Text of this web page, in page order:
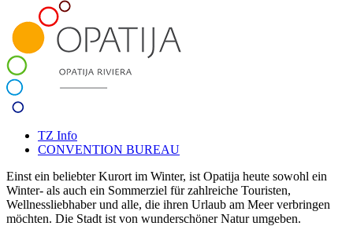
TZ Info
CONVENTION BUREAU
Einst ein beliebter Kurort im Winter, ist Opatija heute sowohl ein
Winter- als auch ein Sommerziel für zahlreiche Touristen,
Wellnessliebhaber und alle, die ihren Urlaub am Meer verbringen
möchten. Die Stadt ist von wunderschöner Natur umgeben.